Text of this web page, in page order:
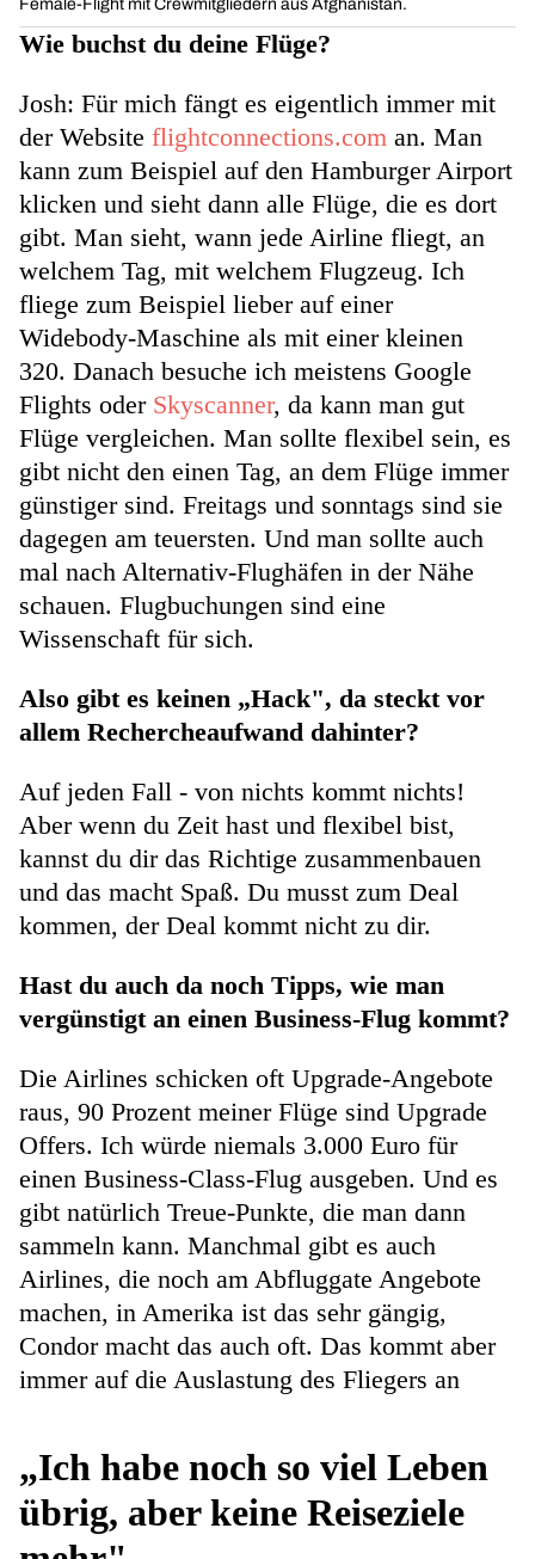
Female-Flight mit Crewmitgliedern aus Afghanistan.
Wie buchst du deine Flüge?
Josh: Für mich fängt es eigentlich immer mit
der Website flightconnections.com an. Man
kann zum Beispiel auf den Hamburger Airport
klicken und sieht dann alle Flüge, die es dort
gibt. Man sieht, wann jede Airline fliegt, an
welchem Tag, mit welchem Flugzeug. Ich
fliege zum Beispiel lieber auf einer
Widebody-Maschine als mit einer kleinen
320. Danach besuche ich meistens Google
Flights oder Skyscanner, da kann man gut
Flüge vergleichen. Man sollte flexibel sein, es
gibt nicht den einen Tag, an dem Flüge immer
günstiger sind. Freitags und sonntags sind sie
dagegen am teuersten. Und man sollte auch
mal nach Alternativ-Flughäfen in der Nähe
schauen. Flugbuchungen sind eine
Wissenschaft für sich.
Also gibt es keinen „Hack", da steckt vor
allem Rechercheaufwand dahinter?
Auf jeden Fall - von nichts kommt nichts!
Aber wenn du Zeit hast und flexibel bist,
kannst du dir das Richtige zusammenbauen
und das macht Spaß. Du musst zum Deal
kommen, der Deal kommt nicht zu dir.
Hast du auch da noch Tipps, wie man
vergünstigt an einen Business-Flug kommt?
Die Airlines schicken oft Upgrade-Angebote
raus, 90 Prozent meiner Flüge sind Upgrade
Offers. Ich würde niemals 3.000 Euro für
einen Business-Class-Flug ausgeben. Und es
gibt natürlich Treue-Punkte, die man dann
sammeln kann. Manchmal gibt es auch
Airlines, die noch am Abfluggate Angebote
machen, in Amerika ist das sehr gängig,
Condor macht das auch oft. Das kommt aber
immer auf die Auslastung des Fliegers an
„Ich habe noch so viel Leben
übrig, aber keine Reiseziele